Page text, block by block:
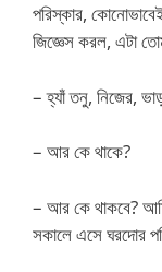
পরিস্কার,
জিজ্ঞেস করল, এটা
– হ্যাঁ তনু, নিজের,
– আর কে থাকে?
– আর কে থাকবে?
সকালে এসে ঘরদোর